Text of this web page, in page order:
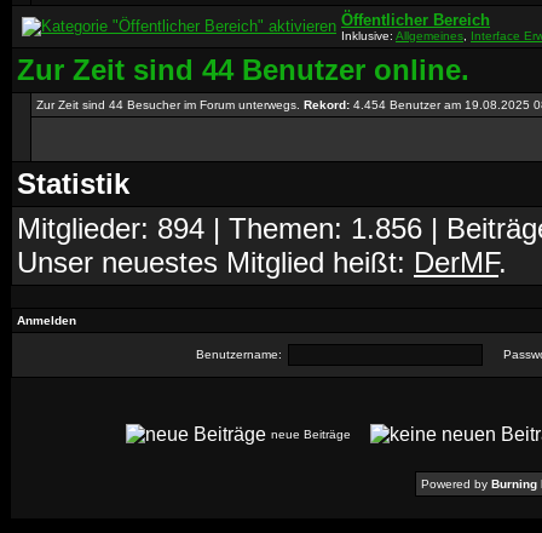
Öffentlicher Bereich
Inklusive: Allgemeines Interface
Zur Zeit sind 44 Benutzer online.
Zur Zeit sind 44 Besucher im Forum unterwegs. Rekord: 4.454 Benutzer am 19.08.2025
Statistik
Mitglieder: 894 | Themen: 1.856 |
Unser neuestes Mitglied heißt: DerMF.
Anmelden
Benutzername:
neue Beiträge
Powered by Burning